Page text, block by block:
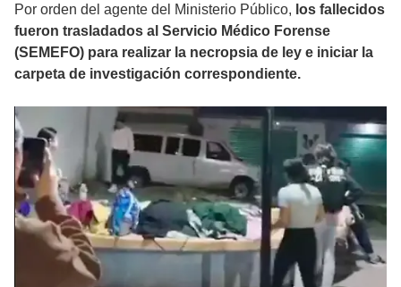
Por orden del agente del Ministerio Público, los fallecidos
fueron trasladados al Servicio Médico Forense
(SEMEFO) para realizar la necropsia de ley e iniciar la
carpeta de investigación correspondiente.